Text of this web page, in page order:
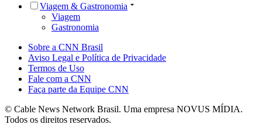
Viagem & Gastronomia
Viagem
Gastronomia
Sobre a CNN Brasil
Aviso Legal e Política de Privacidade
Termos de Uso
Fale com a CNN
Faça parte da Equipe CNN
© Cable News Network Brasil. Uma empresa NOVUS MÍDIA.
Todos os direitos reservados.